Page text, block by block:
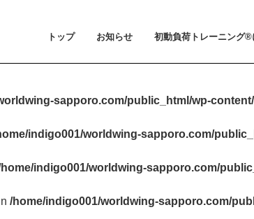
トップ お知らせ
お知らせ
メディア掲載
初動負荷トレーニング®
初動負荷トレーニング®
小山 裕史博士のご紹介
BeMoLo®シューズにつ
sapporo.com/public_html/wp-
indigo001/worldwing-sapporo.com/
indigo001/worldwing-sapporo.com/
/home/indigo001/worldwing-sapporo.com/